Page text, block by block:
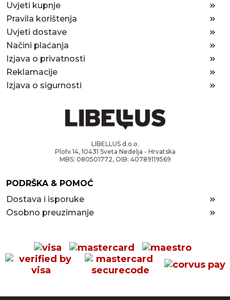
Uvjeti kupnje
Pravila korištenja
Uvjeti dostave
Načini plaćanja
Izjava o privatnosti
Reklamacije
Izjava o sigurnosti
LIBELLUS d.o.o.
Plohi 14, 10431 Sveta Nedelja - Hrvatska
MBS: 080501772, OIB: 40789119569
PODRŠKA & POMOĆ
Dostava i isporuke
Osobno preuzimanje